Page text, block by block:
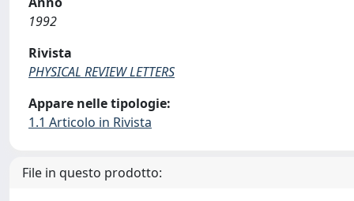
1992
Rivista
PHYSICAL REVIEW LETTERS
Appare nelle tipologie:
1.1 Articolo in Rivista
File in questo prodotto: